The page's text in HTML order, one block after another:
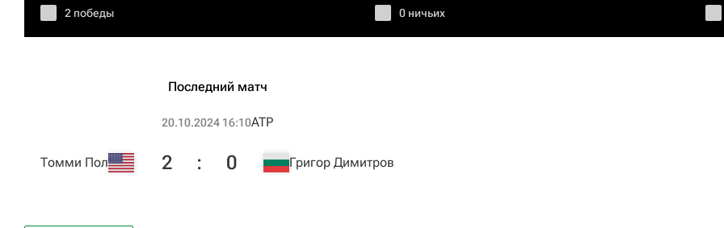
2 победы 0 ничьих
Последний матч
20.10.2024 16:10ATP
Томми Пол 2 : 0 Григор Димитров